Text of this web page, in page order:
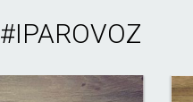
#IPAROVOZ